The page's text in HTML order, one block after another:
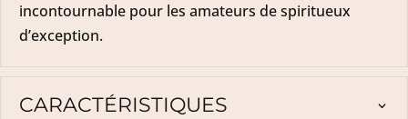
incontournable pour les amateurs de spiritueux
d’exception.
CARACTÉRISTIQUES